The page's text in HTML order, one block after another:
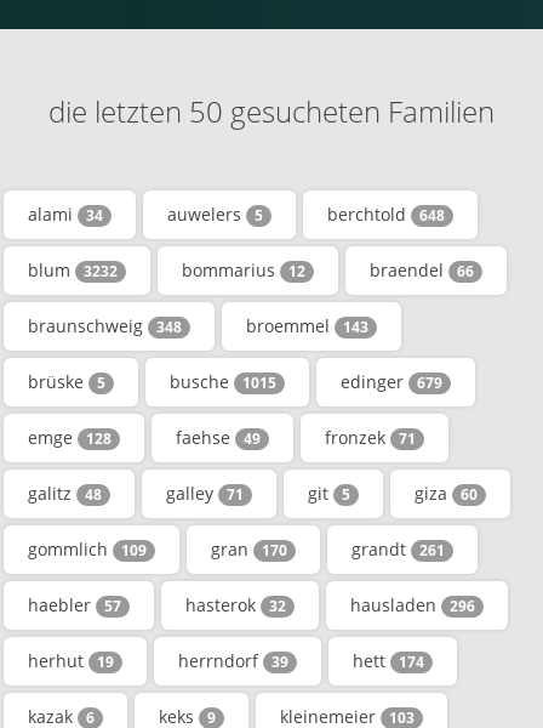
die letzten 50 gesucheten Familien
alami 34 auwelers 5 berchtold 648
blum 3232 bommarius 12 braendel 66
braunschweig 348 broemmel 143
brüske 5 busche 1015 edinger 679
emge 128 faehse 49 fronzek 71
galitz 48 galley 71 git 5 giza 60
gommlich 109 gran 170 grandt 261
haebler 57 hasterok 32 hausladen 296
herhut 19 herrndorf 39 hett 174
kazak 6 keks 9 kleinemeier 103